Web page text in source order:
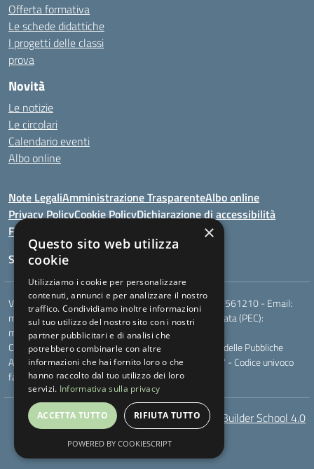
Offerta formativa
Le schede didattiche
I progetti delle classi
prova
Novità
Le notizie
Le circolari
Calendario eventi
Albo online
Note LegaliAmministrazione TrasparenteAlbo online
Privacy PolicyCookie PolicyDichiarazione di accessibilità
Feedback
Seguici su:
Via Berardi,9 - 75018 Stigliano (MT) - Telefono:0835561210- Email:
mtic81100r@istruzione.it- Posta elettronica certificata (PEC):
mtic81100r@pec.istruzione.it
Codice meccanografico: MTIC81100R - Codice Indice delle Pubbliche
Amministrazioni (IPA): - Codice fiscale 83000230777 - Codice univoco
fatturazione elettronica (CUF): UFXQO3
AcceBuilder School 4.0
×
Questo sito web utilizza
cookie
Utilizziamo i cookie per personalizzare
contenuti, annunci e per analizzare il nostro
traffico. Condividiamo inoltre informazioni
sul tuo utilizzo del nostro sito con i nostri
partner pubblicitari e di analisi che
potrebbero combinarle con altre
informazioni che hai fornito loro o che
hanno raccolto dal tuo utilizzo dei loro
servizi. Informativa sulla privacy
ACCETTA TUTTO RIFIUTA TUTTO
POWERED BY COOKIESCRIPT